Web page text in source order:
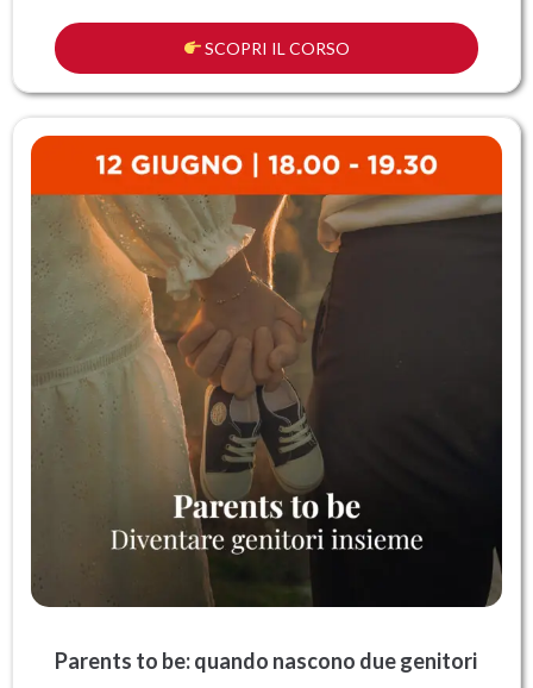
SCOPRI IL CORSO
Parents to be: quando nascono due genitori